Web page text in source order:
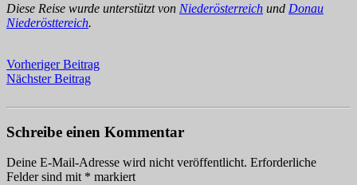
Diese Reise wurde unterstützt von Niederösterreich und Donau
Niederösttereich.
Vorheriger Beitrag
Nächster Beitrag
Schreibe einen Kommentar
Deine E-Mail-Adresse wird nicht veröffentlicht. Erforderliche
Felder sind mit * markiert